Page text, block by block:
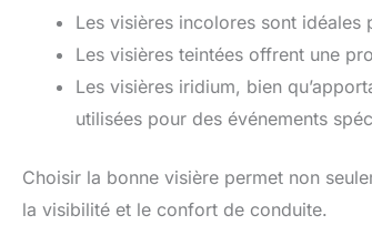
Les visières incolores sont
Les visières teintées offrent une
Les visières iridium, bien
utilisées pour des événements
Choisir la bonne visière permet non
la visibilité et le confort de conduite.